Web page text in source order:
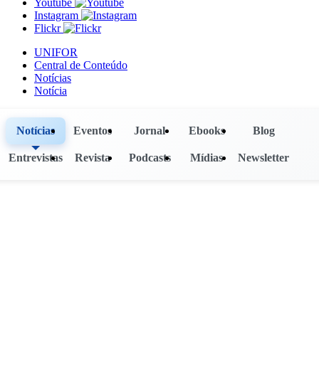
Instagram
Flickr
UNIFOR
Central de Conteúdo
Notícias
Notícia
Notícias Eventos Jornal Ebooks Blog
Entrevistas Revista Podcasts Mídias Newsletter